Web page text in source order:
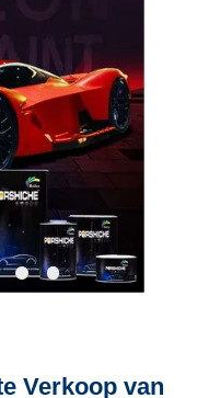
Verkoop van